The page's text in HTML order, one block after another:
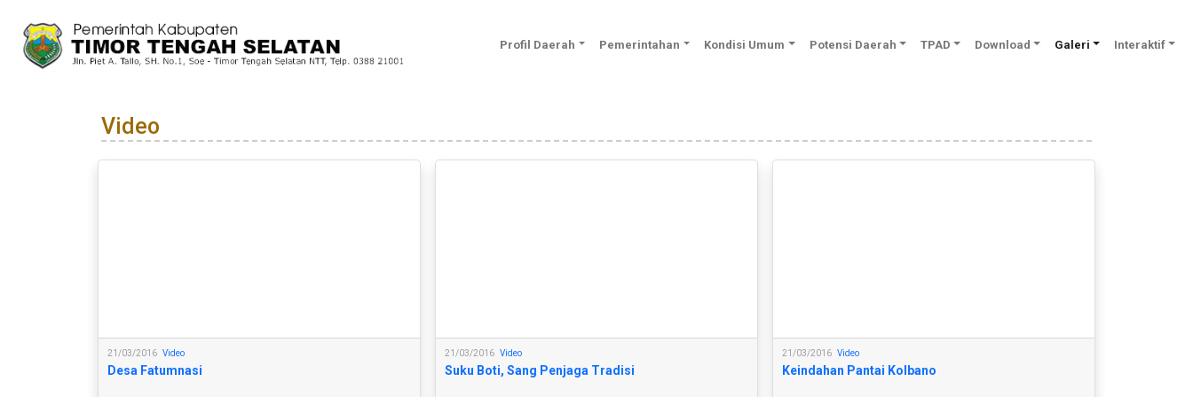
Profil Daerah Pemerintahan Kondisi Umum Potensi Daerah TPAD Download Galeri Interaktif
Video
21/03/2016 Video
Desa Fatumnasi
21/03/2016 Video
Suku Boti, Sang Penjaga Tradisi
21/03/2016 Video
Keindahan Pantai Kolbano